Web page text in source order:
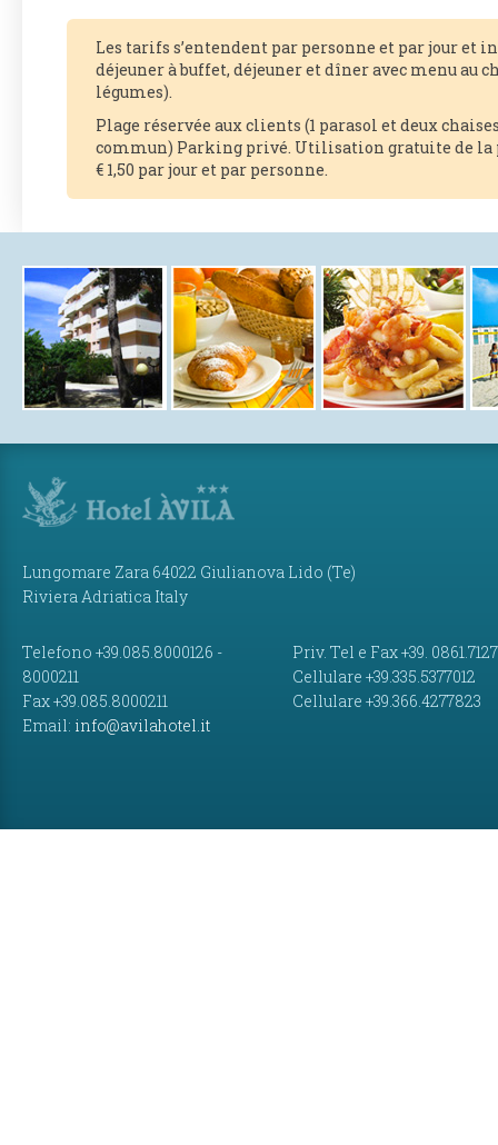
Les tarifs s’entendent par personne et par jour et
déjeuner à buffet, déjeuner et dîner avec menu au
légumes).
Plage réservée aux clients (1 parasol et deux
commun) Parking privé. Utilisation gratuite de la
€ 1,50 par jour et par personne.
Lungomare Zara 64022 Giulianova Lido (Te)
Riviera Adriatica Italy
Telefono +39.085.8000126 -
8000211
Fax +39.085.8000211
Email: info@avilahotel.it
Priv. Tel e Fax +39.
Cellulare +39.335.5377012
Cellulare +39.366.4277823